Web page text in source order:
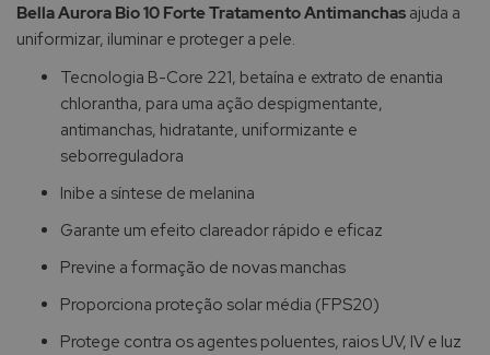
Bella Aurora Bio 10 Forte Tratamento Antimanchas ajuda a
uniformizar, iluminar e proteger a pele.
Tecnologia B-Core 221, betaína e extrato de enantia
chlorantha, para uma ação despigmentante,
antimanchas, hidratante, uniformizante e
seborreguladora
Inibe a síntese de melanina
Garante um efeito clareador rápido e eficaz
Previne a formação de novas manchas
Proporciona proteção solar média (FPS20)
Protege contra os agentes poluentes, raios UV, IV e luz